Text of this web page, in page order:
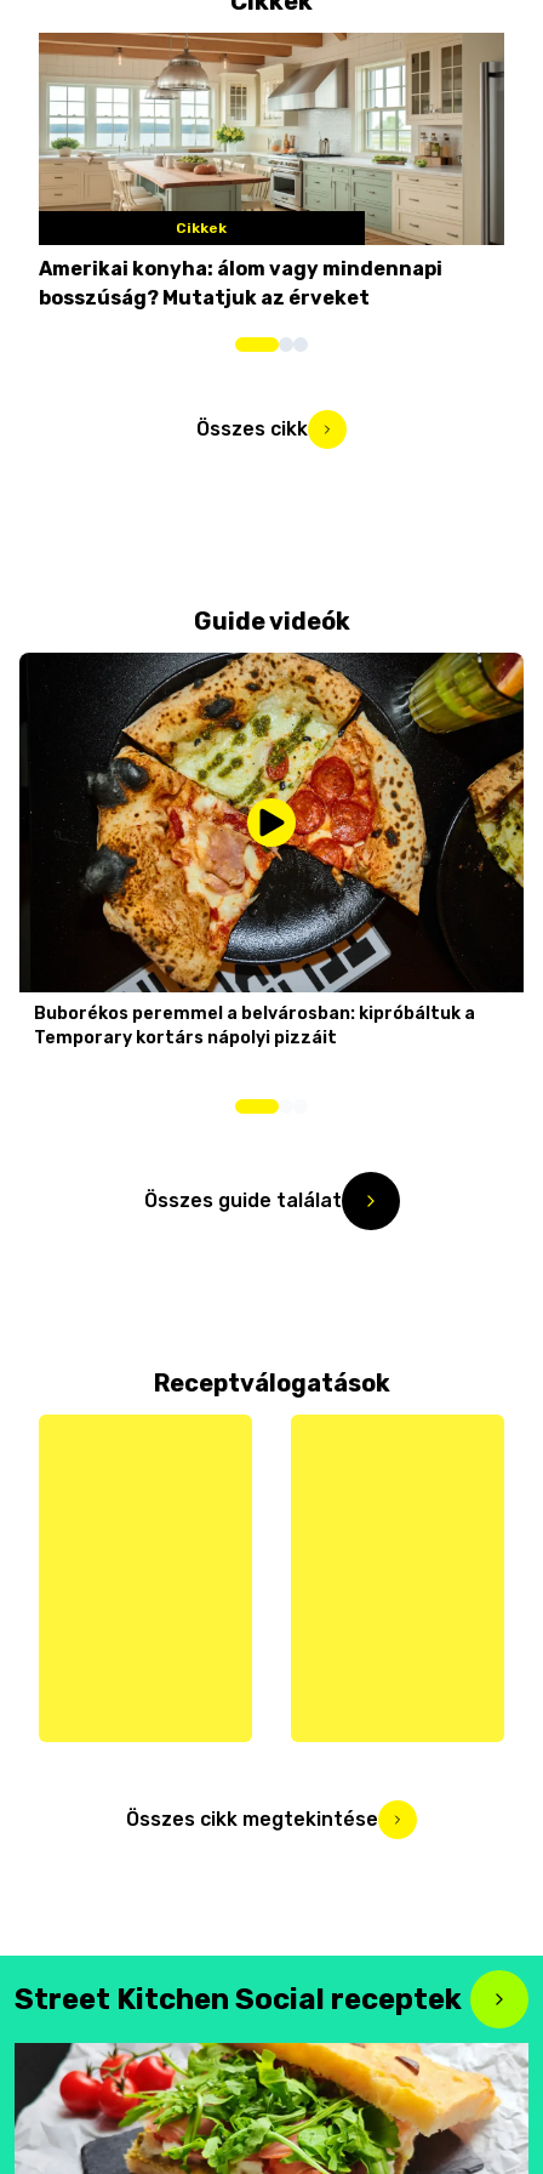
Cikkek
Amerikai konyha: álom vagy mindennapi
bosszúság? Mutatjuk az érveket
Összes cikk
Guide videók
Buborékos peremmel a belvárosban: kipróbáltuk a
Temporary kortárs nápolyi pizzáit
Összes guide találat
Receptválogatások
Összes cikk megtekintése
Street Kitchen Social receptek